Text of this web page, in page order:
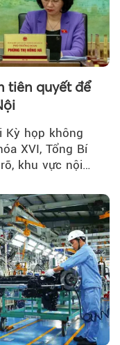
tiên quyết để
Kỳ họp không
XVI, Tổng Bí
khu vực nội